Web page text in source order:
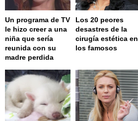
Un programa de TV
le hizo creer a una
niña que sería
reunida con su
madre perdida
Los 20 peores
desastres de la
cirugía estética en
los famosos